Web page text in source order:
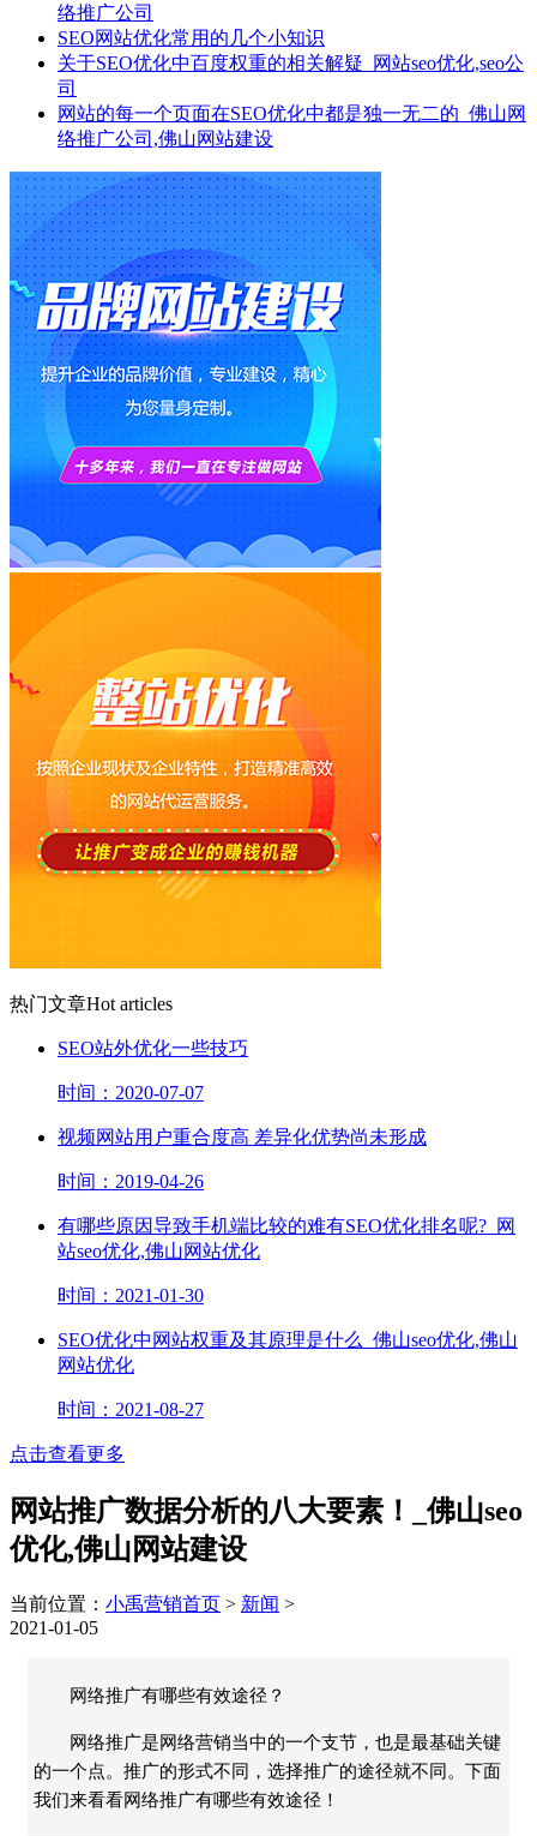
络推广公司
SEO网站优化常用的几个小知识
关于SEO优化中百度权重的相关解疑_网站seo优化,seo公
司
网站的每一个页面在SEO优化中都是独一无二的_佛山网
络推广公司,佛山网站建设
热门文章Hot articles
SEO站外优化一些技巧
时间：2020-07-07
视频网站用户重合度高 差异化优势尚未形成
时间：2019-04-26
有哪些原因导致手机端比较的难有SEO优化排名呢?_网
站seo优化,佛山网站优化
时间：2021-01-30
SEO优化中网站权重及其原理是什么_佛山seo优化,佛山
网站优化
时间：2021-08-27
点击查看更多
网站推广数据分析的八大要素！_佛山seo
优化,佛山网站建设
当前位置： 小禹营销首页 > 新闻 >
2021-01-05
网络推广有哪些有效途径？
网络推广是网络营销当中的一个支节，也是最基础关键
的一个点。推广的形式不同，选择推广的途径就不同。下面
我们来看看网络推广有哪些有效途径！